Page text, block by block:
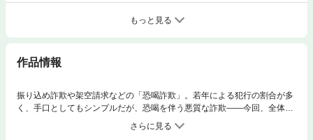
もっと見る
作品情報
振り込め詐欺や架空請求などの「恐喝詐欺」。若年による犯行の割合が多
く、手口としてもシンプルだが、恐喝を伴う悪質な詐欺――今回、全体で
100人からなる日本最大の恐喝詐欺組織の潰しを桂木から依頼された黒崎
は、「ガキが相手かよ」と渋々ながら引き受けるが、店を出た黒崎の背後